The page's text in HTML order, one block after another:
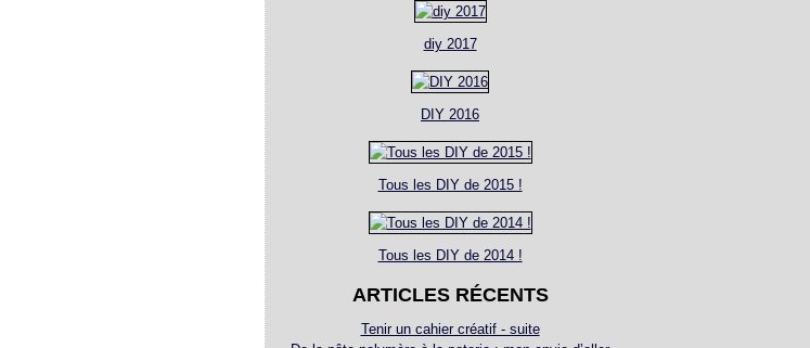
diy 2017
DIY 2016
Tous les DIY de 2015 !
Tous les DIY de 2014 !
ARTICLES RÉCENTS
Tenir un cahier créatif - suite